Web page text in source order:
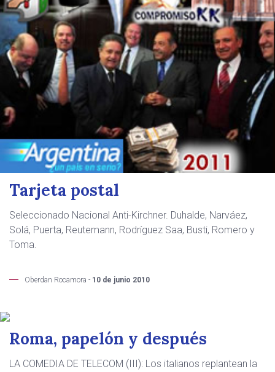
Tarjeta postal
Seleccionado Nacional Anti-Kirchner. Duhalde, Narváez,
Solá, Puerta, Reutemann, Rodríguez Saa, Busti, Romero y
Toma.
Oberdan Rocamora - 10 de junio 2010
Roma, papelón y después
LA COMEDIA DE TELECOM (III): Los italianos replantean la